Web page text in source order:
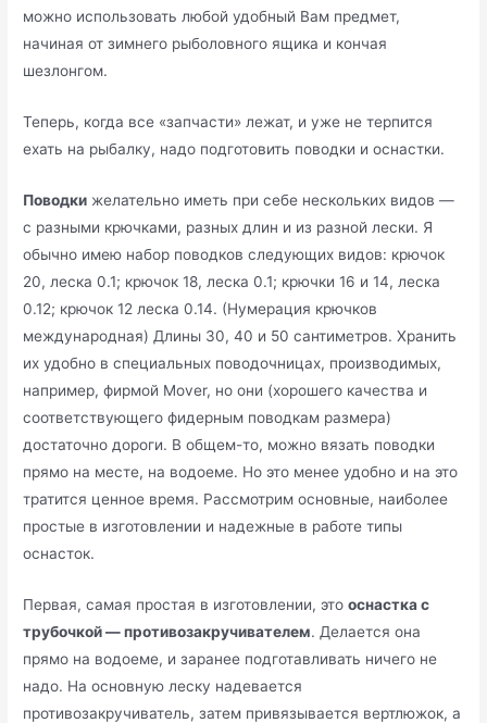
можно использовать любой удобный Вам предмет,
начиная от зимнего рыболовного ящика и кончая
шезлонгом.
Теперь, когда все «запчасти» лежат, и уже не терпится
ехать на рыбалку, надо подготовить поводки и оснастки.
Поводки желательно иметь при себе нескольких видов —
с разными крючками, разных длин и из разной лески. Я
обычно имею набор поводков следующих видов: крючок
20, леска 0.1; крючок 18, леска 0.1; крючки 16 и 14, леска
0.12; крючок 12 леска 0.14. (Нумерация крючков
международная) Длины 30, 40 и 50 сантиметров. Хранить
их удобно в специальных поводочницах, производимых,
например, фирмой Mover, но они (хорошего качества и
соответствующего фидерным поводкам размера)
достаточно дороги. В общем-то, можно вязать поводки
прямо на месте, на водоеме. Но это менее удобно и на это
тратится ценное время. Рассмотрим основные, наиболее
простые в изготовлении и надежные в работе типы
оснасток.
Первая, самая простая в изготовлении, этооснастка с
трубочкой — противозакручивателем. Делается она
прямо на водоеме, и заранее подготавливать ничего не
надо. На основную леску надевается
противозакручиватель, затем привязывается вертлюжок, а